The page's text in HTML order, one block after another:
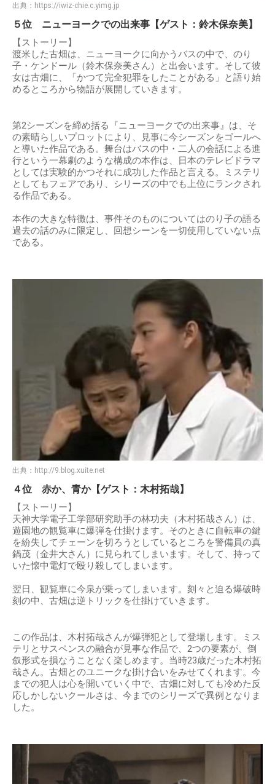
出典： https://iwiz-chie.c.yimg.jp
５位 ニューヨークでの出来事【ゲスト：鈴木保奈美】
【ストーリー】
渡米した古畑は、ニューヨークに向かうバスの中で、のり
子・ケンドール（鈴木保奈美さん）と出会います。そして彼
女は古畑に、「かつて完全犯罪をしたことがある」と語り始
めるところから物語が展開していきます。
第2シーズンを締め括る『ニューヨークでの出来事』は、そ
の素晴らしいプロットにより、見事に今シーズンをゴールへ
と導いた作品である。舞台はバスの中・二人の会話による進
行という一幕劇のような構成の本作は、日本のテレビドラマ
としては実験的かつそれに成功した作品と言える。ミステリ
としてもフェアであり、シリーズの中でも上位にランクされ
る作品である。
本作の大きな特徴は、事件そのものについてはのり子の語る
過去の話のみに限定し、回想シーンを一切使用していない点
である。
出典： http://9.blog.xuite.net
４位 赤か、青か【ゲスト：木村拓哉】
【ストーリー】
天神大学電子工学部研究助手の林功夫（木村拓哉さん）は、
遊園地の観覧車に爆弾を仕掛けます。そのときに自転車の鍵
を紛失してチェーンを切ろうとしているところを警備員の真
鍋茂（金井大さん）に見られてしまいます。そして、持って
いた懐中電灯で殴り殺してしまいます。
翌日、観覧車に今泉が乗ってしまいます。刻々と迫る爆破時
刻の中、古畑は逆トリックを仕掛けていきます。
この作品は、木村拓哉さんが爆弾犯として登場します。ミス
テリとサスペンスの融合が見事な作品で、2つの要素が、倒
叙形式を損なうことなく楽しめます。当時23歳だった木村拓
哉さん。古畑とのユニークな掛け合いをみせてくれます。今
までの犯人は心を開いていく中で、古畑に対しても冷めた反
応しかしないクールさは、今までのシリーズで異例となりま
した。